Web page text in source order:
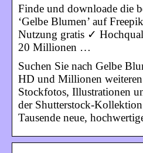
Finde und downloade die
‘Gelbe Blumen’ auf
Nutzung gratis ✓
20 Millionen …
Suchen Sie nach Gelbe
HD und Millionen
Stockfotos, Illustrationen
der Shutterstock-
Tausende neue,